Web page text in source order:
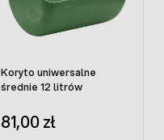
Koryto uniwersalne
średnie 12 litrów
81,00 zł